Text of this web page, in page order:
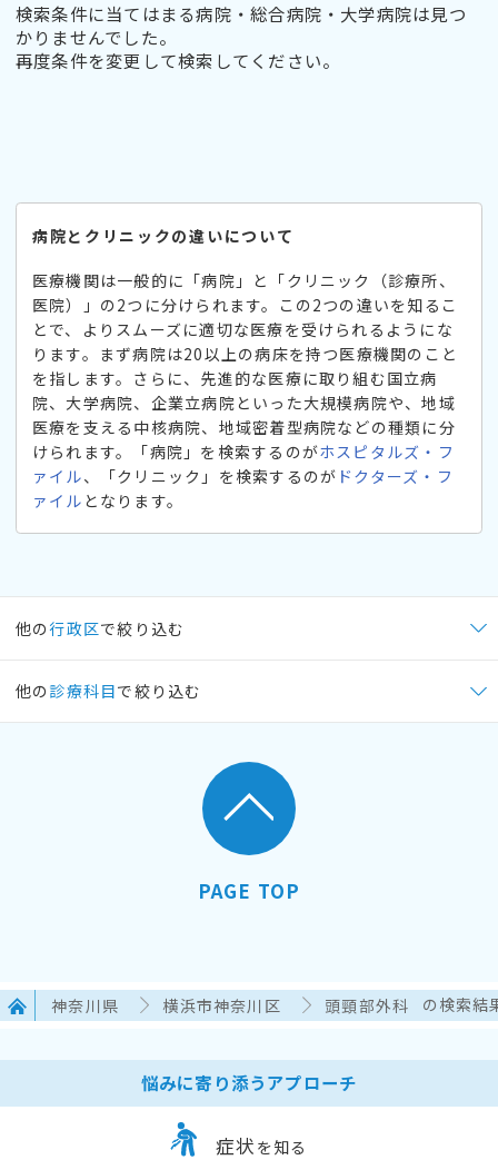
検索条件に当てはまる病院・総合病院・大学病院は見つ
かりませんでした。
再度条件を変更して検索してください。
病院とクリニックの違いについて
医療機関は一般的に「病院」と「クリニック（診療所、
医院）」の2つに分けられます。この2つの違いを知るこ
とで、よりスムーズに適切な医療を受けられるようにな
ります。まず病院は20以上の病床を持つ医療機関のこと
を指します。さらに、先進的な医療に取り組む国立病
院、大学病院、企業立病院といった大規模病院や、地域
医療を支える中核病院、地域密着型病院などの種類に分
けられます。「病院」を検索するのがホスピタルズ・フ
ァイル、「クリニック」を検索するのが ドクターズ・フ
ァイル となります。
他の行政区で絞り込む
他の 診療科目で絞り込む
PAGE TOP
神奈川県 横浜市神奈川区 頭頸部外科 の検索結
悩みに寄り添うアプローチ
症状 を知る